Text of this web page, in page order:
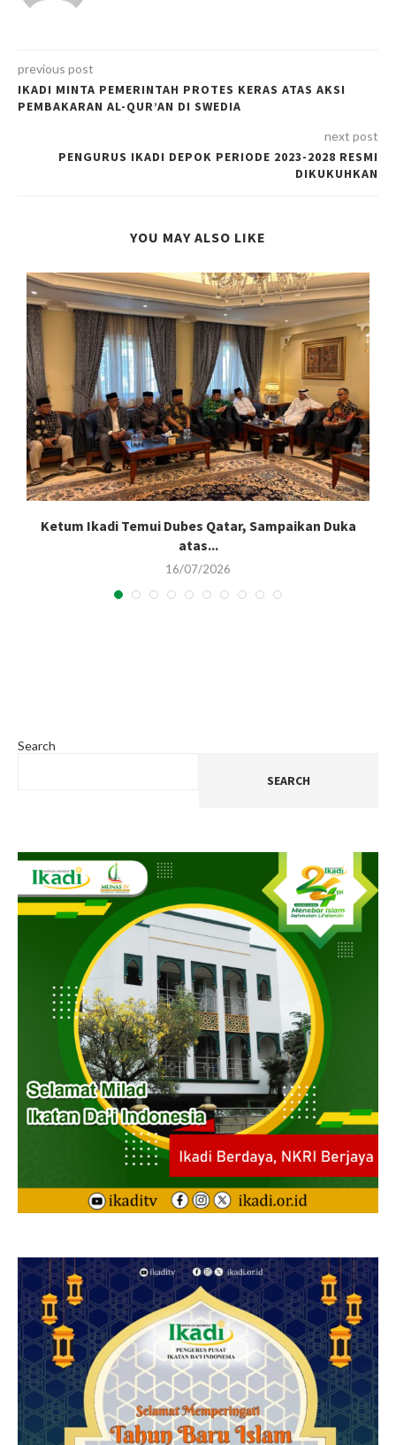
previous post
IKADI MINTA PEMERINTAH PROTES KERAS ATAS AKSI
PEMBAKARAN AL-QUR’AN DI SWEDIA
next post
PENGURUS IKADI DEPOK PERIODE 2023-2028 RESMI
DIKUKUHKAN
YOU MAY ALSO LIKE
Ketum Ikadi Temui Dubes Qatar, Sampaikan Duka
atas...
16/07/2026
Search
SEARCH